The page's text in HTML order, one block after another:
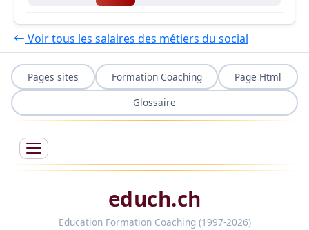
Voir tous les salaires des métiers du social
Pages sites Formation Coaching
Page Html
Glossaire
educh.ch
Education Formation Coaching (1997-2026)